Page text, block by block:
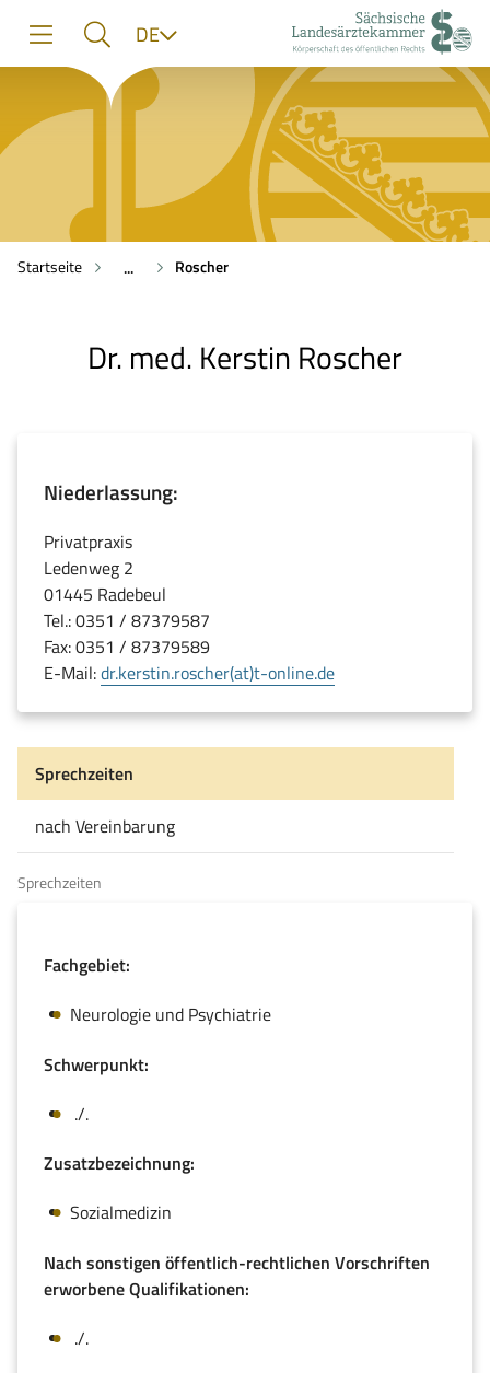
Navigation
Suche
Inhalt
DE
Startseite ... Roscher
Dr. med. Kerstin Roscher
Niederlassung:
Privatpraxis
Ledenweg 2
01445 Radebeul
Tel.: 0351 / 87379587
Fax: 0351 / 87379589
E-Mail:dr.kerstin.roscher(at)t-online.de
Sprechzeiten
Sprechzeiten
nach Vereinbarung
Fachgebiet:
Neurologie und Psychiatrie
Schwerpunkt:
./.
Zusatzbezeichnung:
Sozialmedizin
Nach sonstigen öffentlich-rechtlichen Vorschriften
erworbene Qualifikationen:
./.